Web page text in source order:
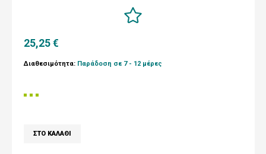
25,25 €
Διαθεσιμότητα: Παράδοση σε 7 - 12 μέρες